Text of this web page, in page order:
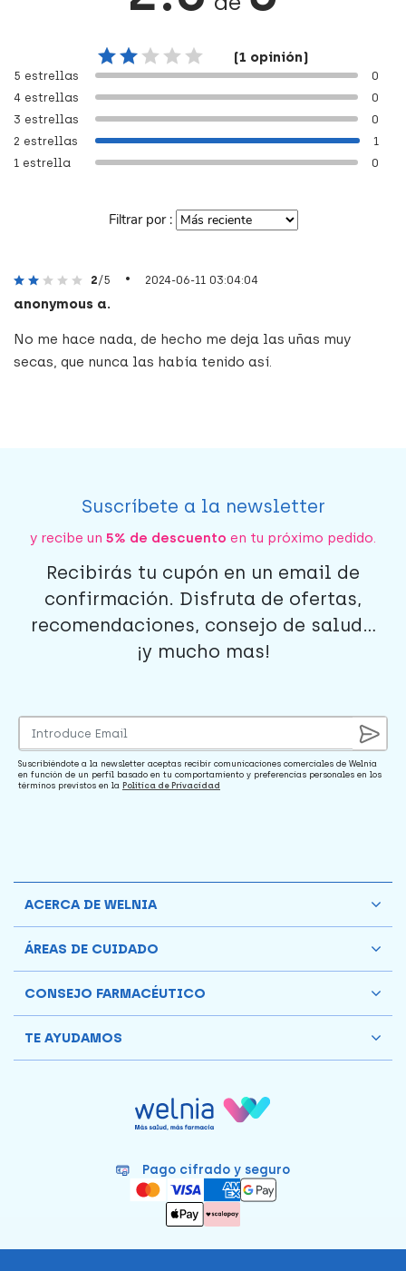
(1 opinión)
1 estrella 0
2 estrellas 1
3 estrellas 0
4 estrellas 0
5 estrellas 0
Filtrar por :
2/5 • 2024-06-11 03:04:04
anonymous a.
No me hace nada, de hecho me deja las uñas muy
secas, que nunca las había tenido así.
Suscríbete a la newsletter
y recibe un 5% de descuento en tu próximo pedido.
Recibirás tu cupón en un email de
confirmación. Disfruta de ofertas,
recomendaciones, consejo de salud...
¡y mucho mas!
Suscribiéndote a la newsletter aceptas recibir comunicaciones comerciales de Welnia
en función de un perfil basado en tu comportamiento y preferencias personales en los
términos previstos en la Política de Privacidad
Pago cifrado y seguro
ACERCA DE WELNIA
ÁREAS DE CUIDADO
CONSEJO FARMACÉUTICO
TE AYUDAMOS